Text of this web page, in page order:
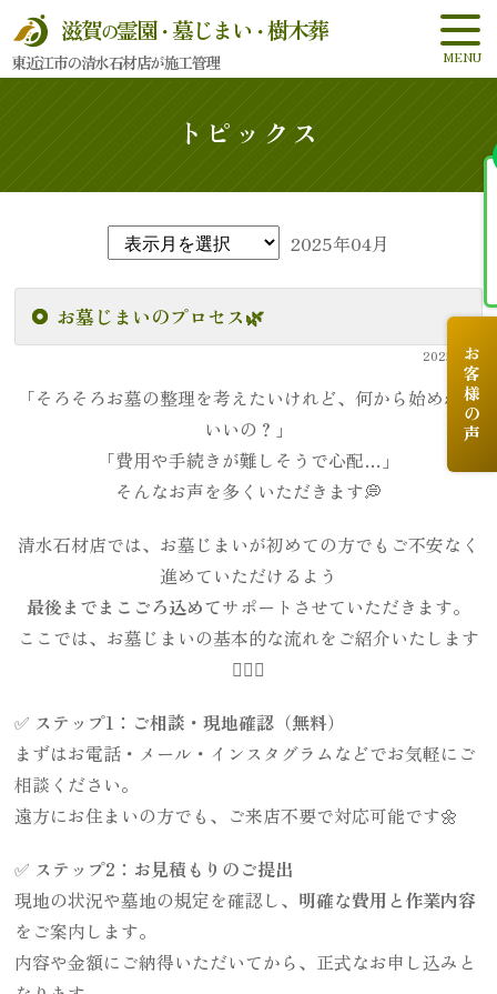
東近江市の清水石材店が施工管理
滋賀の霊園・ 墓じまい ・樹木葬
お客様の声
トピックス
2025年04月
お墓じまいのプロセス🌿
2025.4.28
「そろそろお墓の整理を考えたいけれど、何から始めれば
いいの？」
「費用や手続きが難しそうで心配…」
そんなお声を多くいただきます💭
清水石材店では、お墓じまいが初めての方でもご不安なく
進めていただけるよう
最後までまこごろ込めてサポートさせていただきます。
ここでは、お墓じまいの基本的な流れをご紹介いたします
💁🏻‍♀️
✅ ステップ1：ご相談・現地確認（無料）
まずはお電話・メール・インスタグラムなどでお気軽にご
相談ください。
遠方にお住まいの方でも、ご来店不要で対応可能です🌼
✅ ステップ2：お見積もりのご提出
現地の状況や墓地の規定を確認し、 明確な費用と作業内容
をご案内します。
内容や金額にご納得いただいてから、正式なお申し込みと